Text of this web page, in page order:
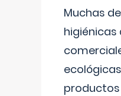
Muchas
productos